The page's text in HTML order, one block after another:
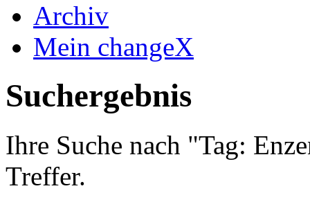
Archiv
Mein changeX
Suchergebnis
Ihre Suche nach "Tag:
Treffer.